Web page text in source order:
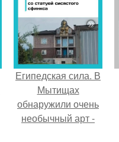
Египедская сила. В
Мытищах
обнаружили очень
необычный арт -